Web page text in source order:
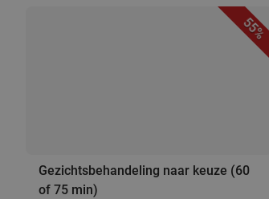
55%
Gezichtsbehandeling naar keuze (60
of 75 min)